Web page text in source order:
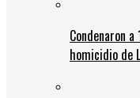
Condenaron
homicidio de